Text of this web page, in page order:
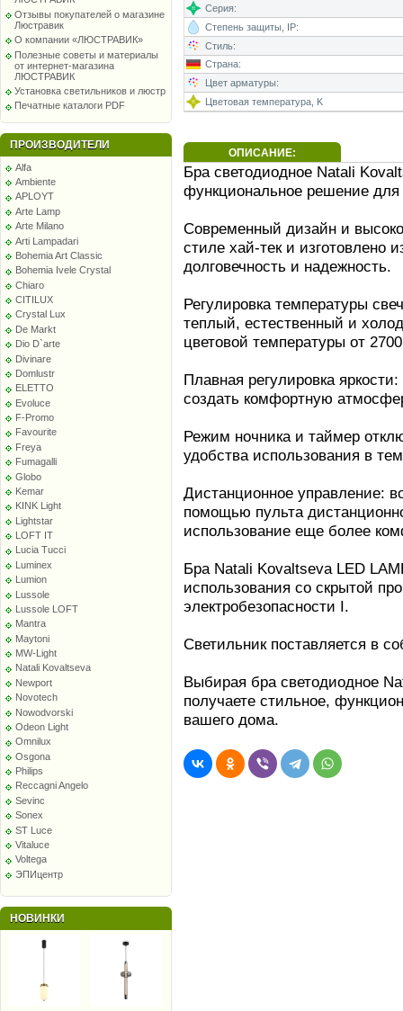
Отзывы покупателей о магазине
Люстравик
О компании «ЛЮСТРАВИК»
Полезные советы и материалы
от интернет-магазина
ЛЮСТРАВИК
Установка светильников и люстр
Печатные каталоги PDF
ПРОИЗВОДИТЕЛИ
Alfa
Ambiente
APLOYT
Arte Lamp
Arte Milano
Arti Lampadari
Bohemia Art Classic
Bohemia Ivele Crystal
Chiaro
CITILUX
Crystal Lux
De Markt
Dio D`arte
Divinare
Domlustr
ELETTO
Evoluce
F-Promo
Favourite
Freya
Fumagalli
Globo
Kemar
KINK Light
Lightstar
LOFT IT
Lucia Tucci
Luminex
Lumion
Lussole
Lussole LOFT
Mantra
Maytoni
MW-Light
Natali Kovaltseva
Newport
Novotech
Nowodvorski
Odeon Light
Omnilux
Osgona
Philips
Reccagni Angelo
Sevinc
Sonex
ST Luce
Vitaluce
Voltega
ЭПИцентр
НОВИНКИ
Серия:
Степень защиты, IP:
Стиль:
Страна:
Цвет арматуры:
Цветовая температура, K
ОПИСАНИЕ:
Бра светодиодное Natali
функциональное решение
Современный дизайн и
стиле хай-тек и изготовлено
долговечность и надежность.
Регулировка температуры
теплый, естественный и
цветовой температуры от
Плавная регулировка
создать комфортную
Режим ночника и таймер
удобства использования в
Дистанционное управление:
помощью пульта
использование еще более
Бра Natali Kovaltseva LED
использования со скрытой
электробезопасности I.
Светильник поставляется в
Выбирая бра светодиодное
получаете стильное,
вашего дома.